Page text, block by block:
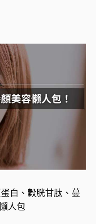
白、穀胱甘肽、蔓
人包